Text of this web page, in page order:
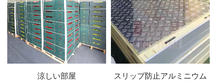
涼しい部屋
スリップ防止アルミニウム